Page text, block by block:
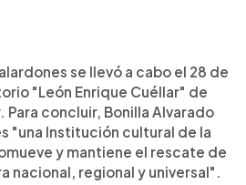
se llevó a cabo el 28 de
"León Enrique Cuéllar" de
Para concluir, Bonilla Alvarado
"una Institución cultural de la
y mantiene el rescate de
nacional, regional y universal".